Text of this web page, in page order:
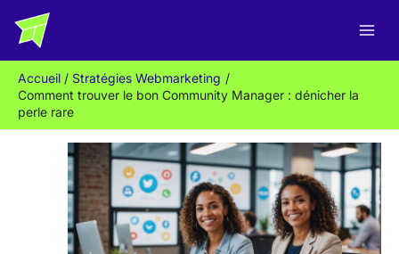
Accueil
Stratégies Webmarketing
Comment trouver le bon Community Manager : dénicher la
perle rare
e
c
h
e